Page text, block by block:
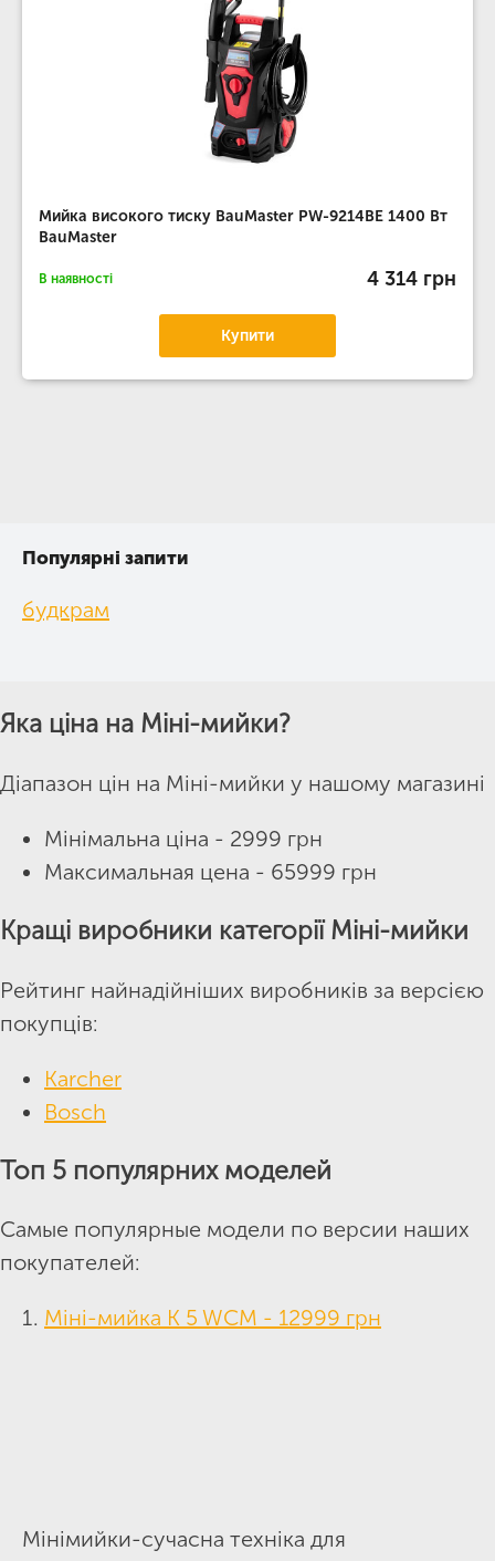
Мінімийки-сучасна техніка для
Мийка високого тиску BauMaster PW-9214BE 1400 Вт
BauMaster
В наявності 4 314 грн
Купити
Популярні запити
будкрам
Яка ціна на Міні-мийки?
Діапазон цін на Міні-мийки у нашому магазині
Мінімальна ціна - 2999 грн
Максимальная цена - 65999 грн
Кращі виробники категорії Міні-мийки
Рейтинг найнадійніших виробників за версією
покупців:
Karcher
Bosch
Топ 5 популярних моделей
Самые популярные модели по версии наших
покупателей:
Міні-мийка K 5 WCM - 12999 грн